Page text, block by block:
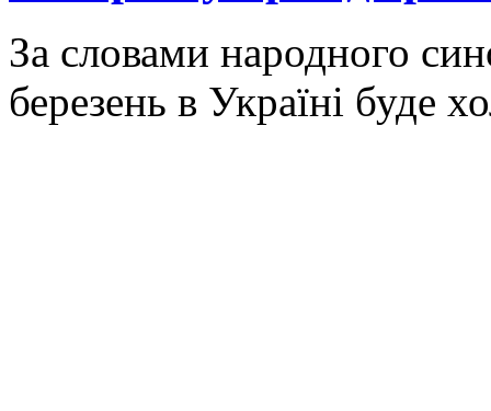
За словами народного
березень в Україні буде